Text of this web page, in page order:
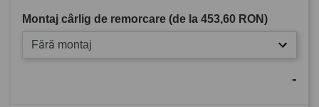
Montaj cârlig de remorcare (de la 453,60 RON)
Fără montaj
-